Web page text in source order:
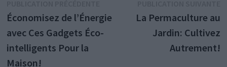
de
l’article
précédente :
Économisez de l’Énergie
avec Ces Gadgets Éco-
intelligents Pour la
Maison!
La Permaculture au
Jardin: Cultivez
Autrement!